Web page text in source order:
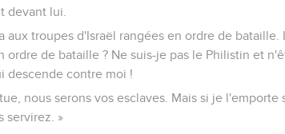
devant lui.
aux troupes d'Israël rangées en ordre de bataille.
ordre de bataille ? Ne suis-je pas le Philistin et
descende contre moi !
nous serons vos esclaves. Mais si je
servirez. »